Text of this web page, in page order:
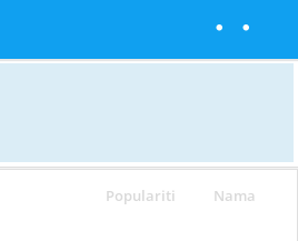
Populariti Nama